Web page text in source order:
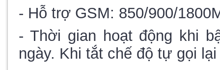
- Hỗ trợ GSM: 850/900/
- Thời gian hoạt động khi
ngày. Khi tắt chế độ tự gọi